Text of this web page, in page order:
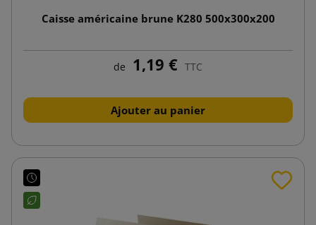
Caisse américaine brune K280 500x300x200
de 1,19 € TTC
Ajouter au panier